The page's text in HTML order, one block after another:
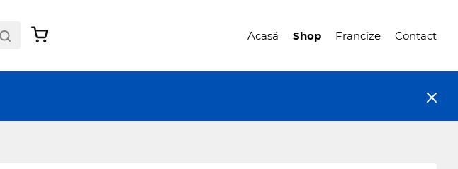
Acasă Shop Francize Contact